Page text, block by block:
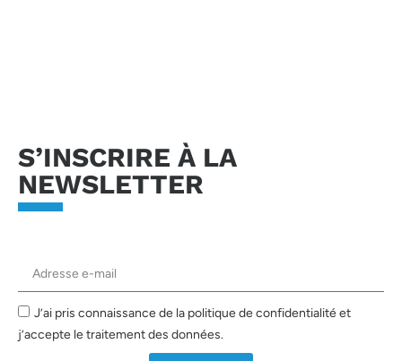
S’INSCRIRE À LA
NEWSLETTER
J’ai pris connaissance de la politique de confidentialité et
j’accepte le traitement des données.